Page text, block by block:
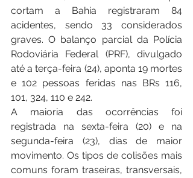
cortam a Bahia registraram 84
acidentes, sendo 33 considerados
graves. O balanço parcial da Polícia
Rodoviária Federal (PRF), divulgado
até a terça-feira (24), aponta 19 mortes
e 102 pessoas feridas nas BRs 116,
101, 324, 110 e 242.
A maioria das ocorrências foi
registrada na sexta-feira (20) e na
segunda-feira (23), dias de maior
movimento. Os tipos de colisões mais
comuns foram traseiras, transversais,